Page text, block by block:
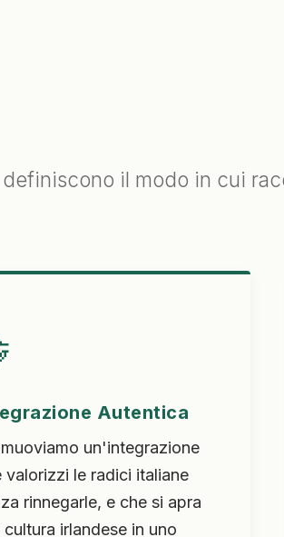
il modo in cui
Autentica
un'integrazione
valorizzi le radici italiane
rinnegarle, e che si apra
cultura irlandese in uno